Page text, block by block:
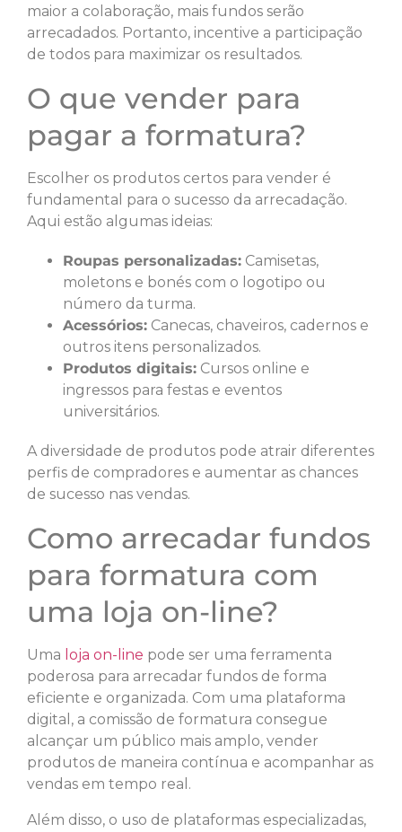
maior a colaboração, mais fundos serão
arrecadados. Portanto, incentive a participação
de todos para maximizar os resultados.
O que vender para
pagar a formatura?
Escolher os produtos certos para vender é
fundamental para o sucesso da arrecadação.
Aqui estão algumas ideias:
Roupas personalizadas: Camisetas,
moletons e bonés com o logotipo ou
número da turma.
Acessórios: Canecas, chaveiros, cadernos e
outros itens personalizados.
Produtos digitais: Cursos online e
ingressos para festas e eventos
universitários.
A diversidade de produtos pode atrair diferentes
perfis de compradores e aumentar as chances
de sucesso nas vendas.
Como arrecadar fundos
para formatura com
uma loja on-line?
Uma loja on-line pode ser uma ferramenta
poderosa para arrecadar fundos de forma
eficiente e organizada. Com uma plataforma
digital, a comissão de formatura consegue
alcançar um público mais amplo, vender
produtos de maneira contínua e acompanhar as
vendas em tempo real.
Além disso, o uso de plataformas especializadas,